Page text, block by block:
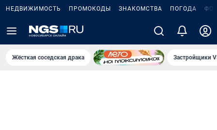
НЕДВИЖИМОСТЬ ПРОМОКОДЫ ЗНАКОМСТВА ПОГОДА
Жёсткая соседская драка Застройщики